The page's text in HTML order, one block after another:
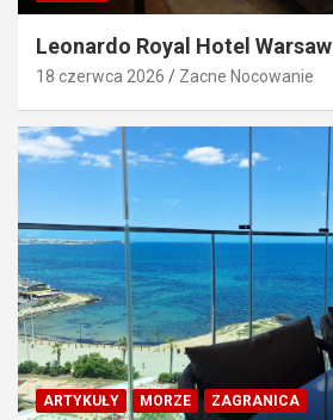
Leonardo Royal Hotel Warsaw
18 czerwca 2026 Zacne Nocowanie
ARTYKUŁY MORZE ZAGRANICA